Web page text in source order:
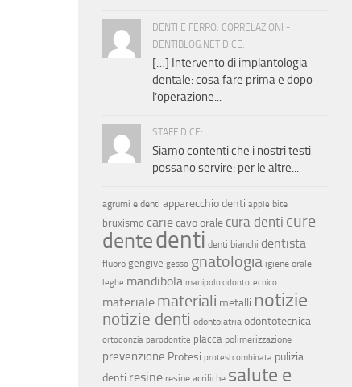
DENTI E FERRO: CORRELAZIONI -
DENTIBLOG.NET DICE:
[…] Intervento di implantologia
dentale: cosa fare prima e dopo
l’operazione...
STAFF DICE:
Siamo contenti che i nostri testi
possano servire: per le altre...
agrumi e denti apparecchio denti apple bite
bruxismo cariecavo orale cura denti cure
dentedenti denti bianchi dentista
fluoro gengive gesso gnatologia igiene orale
leghe mandibola manipolo odontotecnico
materiale materiali metalli notizie
notizie denti odontoiatria odontotecnica
ortodonzia parodontite placca polimerizzazione
prevenzione Protesi protesi combinata pulizia
denti resine resine acriliche salute e